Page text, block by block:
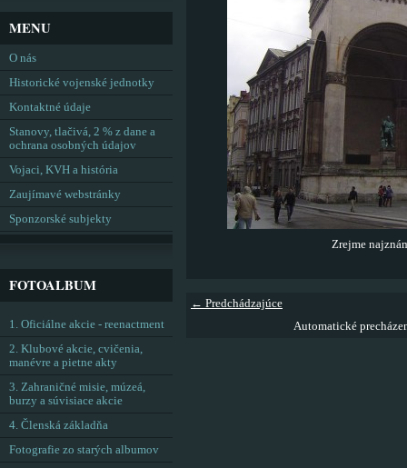
Zrejme
← Predchádzajúce
Automatické
MENU
O nás
Historické vojenské jednotky
Kontaktné údaje
Stanovy, tlačivá, 2 % z dane a
ochrana osobných údajov
Vojaci, KVH a história
Zaujímavé webstránky
Sponzorské subjekty
FOTOALBUM
1. Oficiálne akcie - reenactment
2. Klubové akcie, cvičenia,
manévre a pietne akty
3. Zahraničné misie, múzeá,
burzy a súvisiace akcie
4. Členská základňa
Fotografie zo starých albumov